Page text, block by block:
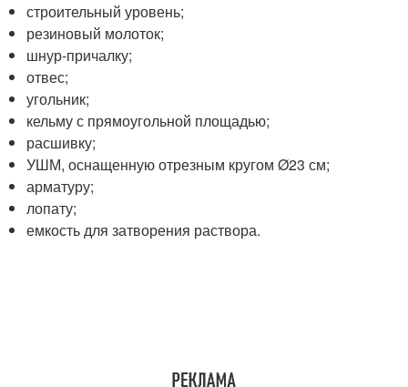
строительный уровень;
резиновый молоток;
шнур-причалку;
отвес;
угольник;
кельму с прямоугольной площадью;
расшивку;
УШМ, оснащенную отрезным кругом Ø23 см;
арматуру;
лопату;
емкость для затворения раствора.